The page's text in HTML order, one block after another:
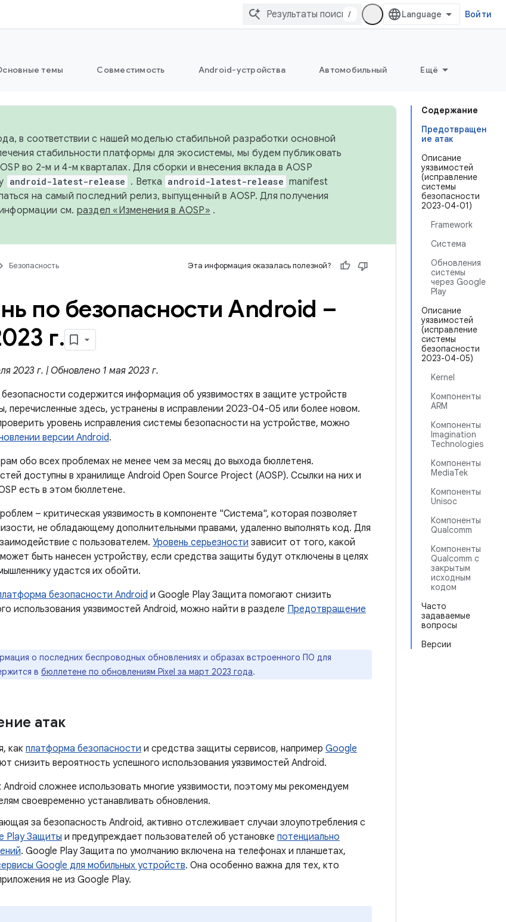
/ Войти
темы Совместимость Android-устройства Автомобильный Ещё
Содержание
Предотвращен
ие атак
Описание
уязвимостей
(исправление
системы
безопасности
2023-04-01)
Framework
Система
Обновления
системы
через Google
Play
Описание
уязвимостей
(исправление
системы
безопасности
2023-04-05)
Kernel
Компоненты
ARM
Компоненты
Imagination
Technologies
Компоненты
MediaTek
Компоненты
Unisoc
Компоненты
Qualcomm
Компоненты
Qualcomm с
закрытым
исходным
кодом
Часто
задаваемые
вопросы
Версии
в соответствии с нашей моделью стабильной разработки основной
стабильности платформы для экосистемы, мы будем публиковать
во 2-м и 4-м кварталах. Для сборки и внесения вклада в AOSP
android-latest-release . Ветка android-latest-release manifest
на самый последний релиз, выпущенный в AOSP. Для получения
см. раздел «Изменения в AOSP» .
Безопасность Эта информация оказалась полезной?
по безопасности Android –
г.
2023 г. | Обновлено 1 мая 2023 г.
содержится информация об уязвимостях в защите устройств
перечисленные здесь, устранены в исправлении 2023-04-05 или более новом.
уровень исправления системы безопасности на устройстве, можно
версии Android.
обо всех проблемах не менее чем за месяц до выхода бюллетеня.
доступны в хранилище Android Open Source Project (AOSP). Ссылки на них и
есть в этом бюллетене.
– критическая уязвимость в компоненте "Система", которая позволяет
не обладающему дополнительными правами, удаленно выполнять код. Для
с пользователем. Уровень серьезности зависит от того, какой
быть нанесен устройству, если средства защиты будут отключены в целях
удастся их обойти.
безопасности Android и Google Play Защита помогают снизить
использования уязвимостей Android, можно найти в разделе Предотвращение
о последних беспроводных обновлениях и образах встроенного ПО для
в бюллетене по обновлениям Pixel за март 2023 года.
атак
какплатформа безопасности и средства защиты сервисов, например Google
снизить вероятность успешного использования уязвимостей Android.
Android сложнее использовать многие уязвимости, поэтому мы рекомендуем
своевременно устанавливать обновления.
за безопасность Android, активно отслеживает случаи злоупотребления с
Play Защиты и предупреждает пользователей об установке потенциально
. Google Play Защита по умолчанию включена на телефонах и планшетах,
Google для мобильных устройств. Она особенно важна для тех, кто
не из Google Play.